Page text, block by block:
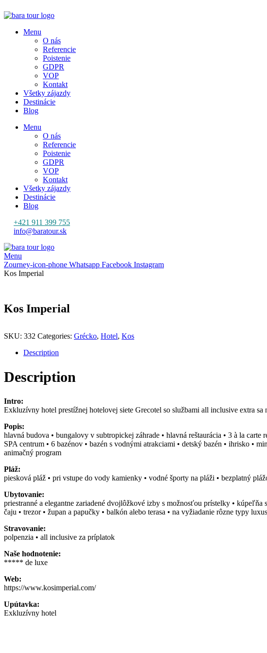
Menu
O nás
Referencie
Poistenie
GDPR
VOP
Kontakt
Všetky zájazdy
Destinácie
Blog
Menu
O nás
Referencie
Poistenie
GDPR
VOP
Kontakt
Všetky zájazdy
Destinácie
Blog
+421 911 399 755
info@baratour.sk
Menu
Zourney-icon-phone Whatsapp Facebook Instagram
Kos Imperial
Kos Imperial
SKU: 332 Categories: Grécko, Hotel, Kos
Description
Description
Intro:
Exkluzívny hotel prestížnej hotelovej siete Grecotel so službami all inclusive extra
Popis:
hlavná budova • bungalovy v subtropickej záhrade • hlavná reštaurácia • 3 à la
SPA centrum • 6 bazénov • bazén s vodnými atrakciami • detský bazén • ihrisko •
animačný program
Pláž:
piesková pláž • pri vstupe do vody kamienky • vodné športy na pláži • bezplatný
Ubytovanie:
priestranné a elegantne zariadené dvojlôžkové izby s možnosťou prístelky •
čaju • trezor • župan a papučky • balkón alebo terasa • na vyžiadanie rôzne typy
Stravovanie:
polpenzia • all inclusive za príplatok
Naše hodnotenie:
***** de luxe
Web:
https://www.kosimperial.com/
Upútavka:
Exkluzívny hotel